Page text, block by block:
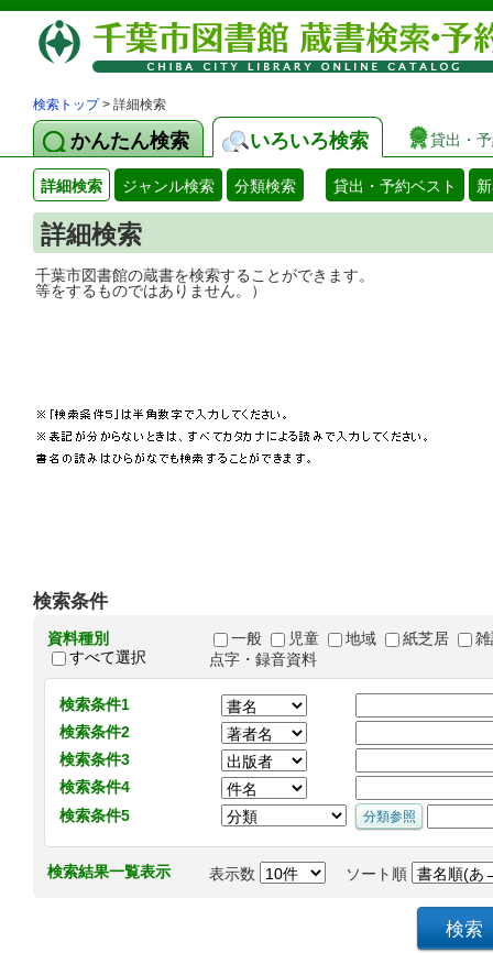
検索トップ> 詳細検索
かんたん検索 いろいろ検索 貸出・
詳細検索 ジャンル検索 分類検索 貸出・予約ベスト
詳細検索
千葉市図書館の蔵書を検索することがで
等をするものではありません。）
検索条件
資料種別
すべて選択
一般 児童 地域 紙芝居
点字・録音資料
検索条件1
検索条件2
検索条件3
検索条件4
検索条件5
検索結果一覧表示 表示数 ソート順